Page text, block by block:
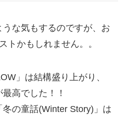
な気もするのですが、お
トかもしれません。。
」は結構盛り上がり、
高でした！！
の童話(Winter Story)」は